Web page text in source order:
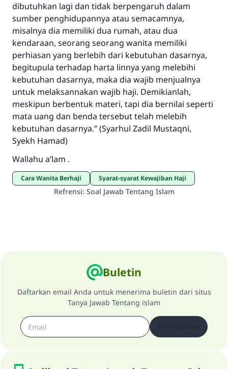
dibutuhkan lagi dan tidak berpengaruh dalam
sumber penghidupannya atau semacamnya,
misalnya dia memiliki dua rumah, atau dua
kendaraan, seorang seorang wanita memiliki
perhiasan yang berlebih dari kebutuhan dasarnya,
begitupula terhadap harta linnya yang melebihi
kebutuhan dasarnya, maka dia wajib menjualnya
untuk melaksannakan wajib haji. Demikianlah,
meskipun berbentuk materi, tapi dia bernilai seperti
mata uang dan benda tersebut telah melebih
kebutuhan dasarnya.” (Syarhul Zadil Mustaqni,
Syekh Hamad)
Wallahu a’lam .
Cara Wanita Berhaji Syarat-syarat Kewajiban Haji
Refrensi: Soal Jawab Tentang Islam
Buletin
Daftarkan email Anda untuk menerima buletin dari situs
Tanya Jawab Tentang islam